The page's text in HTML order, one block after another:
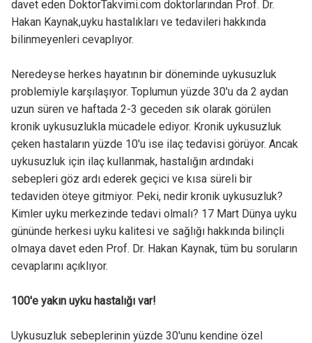
davet eden DoktorTakvimi.com doktorlarından Prof. Dr.
Hakan Kaynak,uyku hastalıkları ve tedavileri hakkında
bilinmeyenleri cevaplıyor.
Neredeyse herkes hayatının bir döneminde uykusuzluk
problemiyle karşılaşıyor. Toplumun yüzde 30'u da 2 aydan
uzun süren ve haftada 2-3 geceden sık olarak görülen
kronik uykusuzlukla mücadele ediyor. Kronik uykusuzluk
çeken hastaların yüzde 10'u ise ilaç tedavisi görüyor. Ancak
uykusuzluk için ilaç kullanmak, hastalığın ardındaki
sebepleri göz ardı ederek geçici ve kısa süreli bir
tedaviden öteye gitmiyor. Peki, nedir kronik uykusuzluk?
Kimler uyku merkezinde tedavi olmalı? 17 Mart Dünya uyku
gününde herkesi uyku kalitesi ve sağlığı hakkında bilinçli
olmaya davet eden Prof. Dr. Hakan Kaynak, tüm bu soruların
cevaplarını açıklıyor.
100'e yakın uyku hastalığı var!
Uykusuzluk sebeplerinin yüzde 30'unu kendine özel